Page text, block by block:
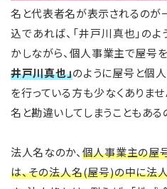
名と代表者名が表示されるのが
込であれば、「井戸川真也」の
かしながら、個人事業主で屋号
井戸川真也」のように屋号と個
を行っている方も少なくありま
名と勘違いしてしまうこともある
法人名なのか、 個人事業主の屋
は、その法人名(屋号)の中に法